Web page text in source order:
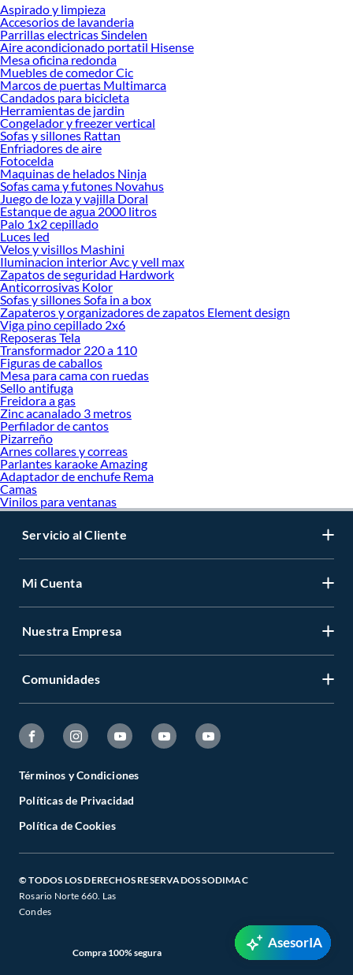
Aspirado y limpieza
Accesorios de lavanderia
Parrillas electricas Sindelen
Aire acondicionado portatil Hisense
Mesa oficina redonda
Muebles de comedor Cic
Marcos de puertas Multimarca
Candados para bicicleta
Herramientas de jardin
Congelador y freezer vertical
Sofas y sillones Rattan
Enfriadores de aire
Fotocelda
Maquinas de helados Ninja
Sofas cama y futones Novahus
Juego de loza y vajilla Doral
Estanque de agua 2000 litros
Palo 1x2 cepillado
Luces led
Velos y visillos Mashini
Iluminacion interior Avc y vell max
Zapatos de seguridad Hardwork
Anticorrosivas Kolor
Sofas y sillones Sofa in a box
Zapateros y organizadores de zapatos Element design
Viga pino cepillado 2x6
Reposeras Tela
Transformador 220 a 110
Figuras de caballos
Mesa para cama con ruedas
Sello antifuga
Freidora a gas
Zinc acanalado 3 metros
Perfilador de cantos
Pizarreño
Arnes collares y correas
Parlantes karaoke Amazing
Adaptador de enchufe Rema
Camas
Vinilos para ventanas
Servicio al Cliente
Mi Cuenta
Nuestra Empresa
Comunidades
Términos y Condiciones
Políticas de Privacidad
Política de Cookies
© TODOS LOS DERECHOS RESERVADOS SODIMAC
Rosario Norte 660. Las
Condes
Compra 100% segura
AsesorIA